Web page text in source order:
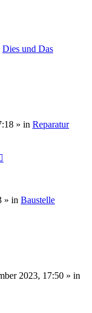
Dies und Das
» in Reparatur
» in Baustelle
2023, 17:50 » in